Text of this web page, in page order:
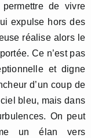
de vivre
expulse hors des
réalise alors le
Ce n’est pas
et digne
d’un coup de
bleu, mais dans
On peut
un élan vers